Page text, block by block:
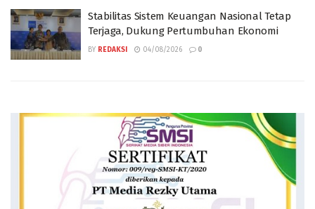
Stabilitas Sistem Keuangan Nasional Tetap
Terjaga, Dukung Pertumbuhan Ekonomi
BY REDAKSI 04/08/2026 0